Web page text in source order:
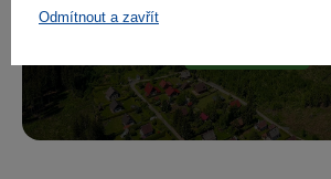
Odmítnout a zavřít
Záleží nám na ochraně osobních údajů.